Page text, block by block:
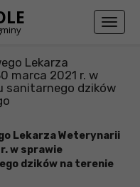
Toggle
Lekarza
marca 2021 r. w
sanitarnego dzików
Lekarza Weterynarii
w sprawie
dzików na terenie